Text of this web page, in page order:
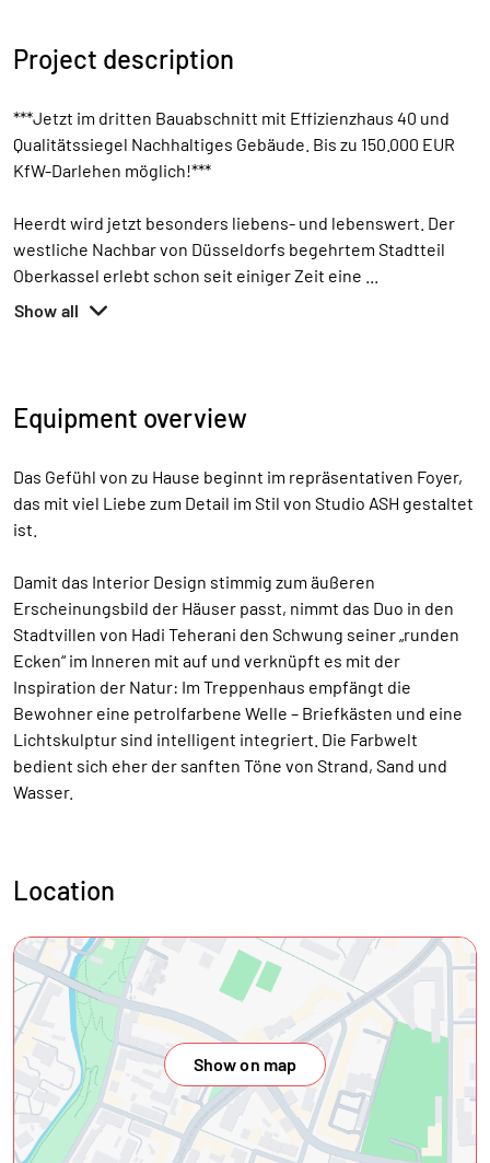
Project description
***Jetzt im dritten Bauabschnitt mit Effizienzhaus 40 und
Qualitätssiegel Nachhaltiges Gebäude. Bis zu 150.000 EUR
KfW-Darlehen möglich!***
Heerdt wird jetzt besonders liebens- und lebenswert. Der
westliche Nachbar von Düsseldorfs begehrtem Stadtteil
Oberkassel erlebt schon seit einiger Zeit eine
Show all
Equipment overview
Das Gefühl von zu Hause beginnt im repräsentativen Foyer,
das mit viel Liebe zum Detail im Stil von Studio ASH gestaltet
ist.
Damit das Interior Design stimmig zum äußeren
Erscheinungsbild der Häuser passt, nimmt das Duo in den
Stadtvillen von Hadi Teherani den Schwung seiner „runden
Ecken“ im Inneren mit auf und verknüpft es mit der
Inspiration der Natur: Im Treppenhaus empfängt die
Bewohner eine petrolfarbene Welle – Briefkästen und eine
Lichtskulptur sind intelligent integriert. Die Farbwelt
bedient sich eher der sanften Töne von Strand, Sand und
Wasser.
Location
Show on map